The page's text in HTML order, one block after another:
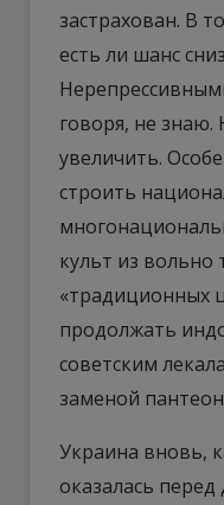
застрахован. В
есть ли шанс
говоря, не знаю.
увеличить.
строить
культ из вольно
«традиционных
продолжать
советским
заменой
Украина вновь,
оказалась